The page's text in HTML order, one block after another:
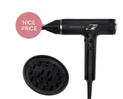
NICE
PRICE